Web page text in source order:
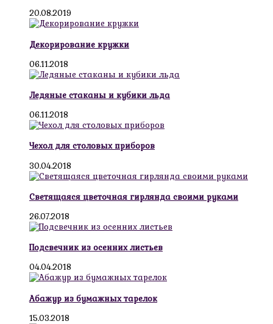
20.08.2019
Декорирование кружки
06.11.2018
Ледяные стаканы и кубики льда
06.11.2018
Чехол для столовых приборов
30.04.2018
Светящаяся цветочная гирлянда своими руками
26.07.2018
Подсвечник из осенних листьев
04.04.2018
Абажур из бумажных тарелок
15.03.2018